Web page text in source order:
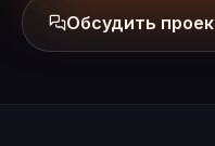
Обсудить